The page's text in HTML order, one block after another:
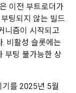
이전 부트로더가
팅되지 않는 빌드
니즘이 시작되고
비활성 슬롯에는
부팅 불가능한 상
를 2025년 5월